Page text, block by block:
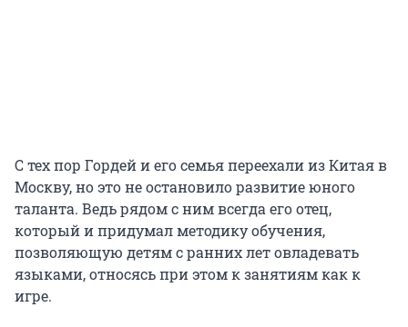
С тех пор Гордей и его семья переехали из Китая в
Москву, но это не остановило развитие юного
таланта. Ведь рядом с ним всегда его отец,
который и придумал методику обучения,
позволяющую детям с ранних лет овладевать
языками, относясь при этом к занятиям как к
игре.